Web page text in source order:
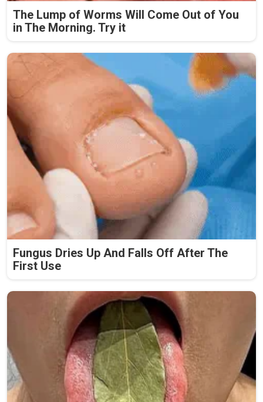
The Lump of Worms Will Come Out of You
in The Morning. Try it
Fungus Dries Up And Falls Off After The
First Use